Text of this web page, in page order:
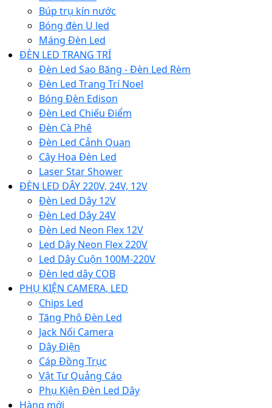
Búp trụ kín nước
Bóng đèn U led
Máng Đèn Led
ĐÈN LED TRANG TRÍ
Đèn Led Sao Băng - Đèn Led Rèm
Đèn Led Trang Trí Noel
Bóng Đèn Edison
Đèn Led Chiếu Điểm
Đèn Cà Phê
Đèn Led Cảnh Quan
Cây Hoa Đèn Led
Laser Star Shower
ĐÈN LED DÂY 220V, 24V, 12V
Đèn Led Dây 12V
Đèn Led Dây 24V
Đèn Led Neon Flex 12V
Led Dây Neon Flex 220V
Led Dây Cuộn 100M-220V
Đèn led dây COB
PHỤ KIỆN CAMERA, LED
Chips Led
Tăng Phô Đèn Led
Jack Nối Camera
Dây Điện
Cáp Đồng Trục
Vật Tư Quảng Cáo
Phụ Kiện Đèn Led Dây
Hàng mới